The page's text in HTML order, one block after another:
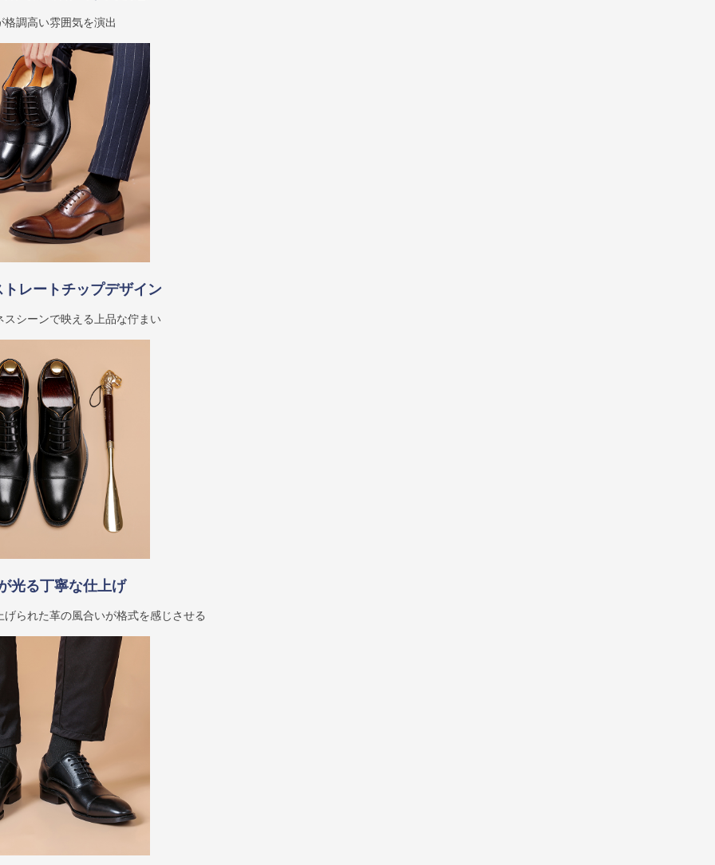
調高い雰囲気を演出
レートチップデザイン
シーンで映える上品な佇まい
光る丁寧な仕上げ
られた革の風合いが格式を感じさせる